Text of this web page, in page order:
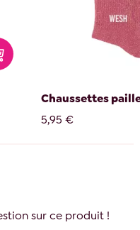
Chaussettes
5,95 €
sur ce produit !